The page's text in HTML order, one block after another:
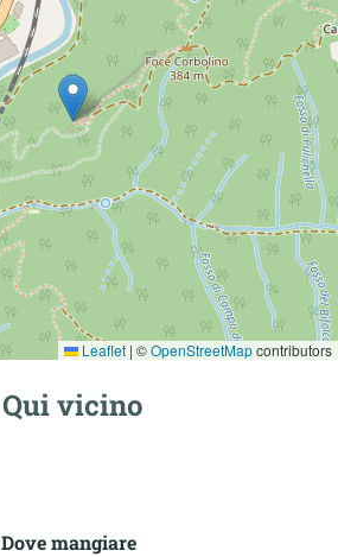
Leaflet|©OpenStreetMapcontributors
Qui vicino
Dove mangiare